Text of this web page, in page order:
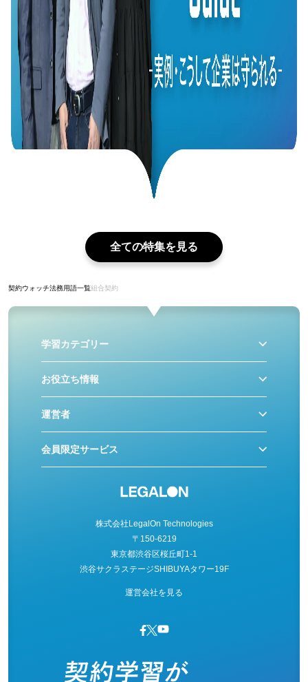
全ての特集を見る
契約ウォッチ法務用語一覧組合契約
学習カテゴリー
お役立ち情報
運営者
会員限定サービス
株式会社LegalOn Technologies
〒150-6219
東京都渋谷区桜丘町1-1
渋谷サクラステージSHIBUYAタワー19F
運営会社を見る